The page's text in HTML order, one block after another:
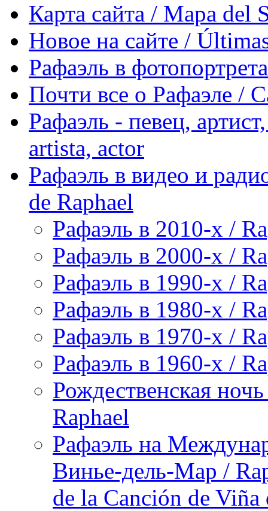
Карта сайта / Mapa del
Новое на сайте /
Рафаэль в
Почти все о Рафаэле /
Рафаэль - певец,
artista, actor
Рафаэль в видео и
de Raphael
Рафаэль в 2010-х /
Рафаэль в 2000-х /
Рафаэль в 1990-х /
Рафаэль в 1980-х /
Рафаэль в 1970-х /
Рафаэль в 1960-х /
Рождественская
Raphael
Рафаэль на
Винье-дель-Мар /
de la Canción de